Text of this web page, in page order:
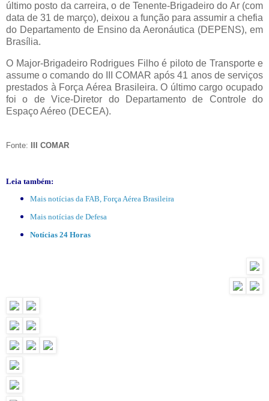
último posto da carreira, o de Tenente-Brigadeiro do Ar (com
data de 31 de março), deixou a função para assumir a chefia
do Departamento de Ensino da Aeronáutica (DEPENS), em
Brasília.
O Major-Brigadeiro Rodrigues Filho é piloto de Transporte e
assume o comando do III COMAR após 41 anos de serviços
prestados à Força Aérea Brasileira. O último cargo ocupado
foi o de Vice-Diretor do Departamento de Controle do
Espaço Aéreo (DECEA).
Fonte: III COMAR
Leia também:
Mais notícias da FAB, Força Aérea Brasileira
Mais notícias de Defesa
Notícias 24 Horas